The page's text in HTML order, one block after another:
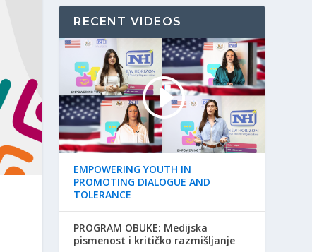
RECENT VIDEOS
EMPOWERING YOUTH IN
PROMOTING DIALOGUE AND
TOLERANCE
PROGRAM OBUKE: Medijska
pismenost i kritičko razmišljanje